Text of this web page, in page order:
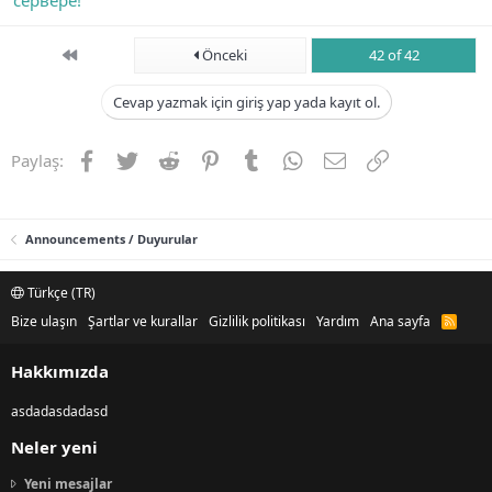
First Önceki 42 of 42
Cevap yazmak için giriş yap yada kayıt ol.
Paylaş: Facebook
TwitterReddit PinterestTumblrWhatsApp
E-postaLink
Announcements / Duyurular
Türkçe (TR)
Bize ulaşın Şartlar ve kurallar Gizlilik politikası Yardım Ana sayfa
R
Hakkımızda
asdadasdadasd
Neler yeni
Yeni mesajlar